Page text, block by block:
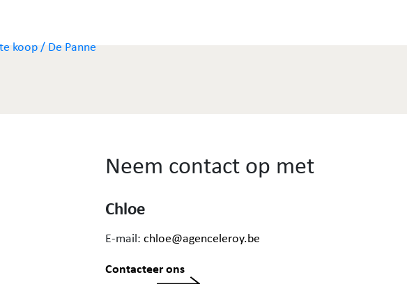
Neem contact op met
Chloe
E-mail: chloe@agenceleroy.be
Contacteer ons